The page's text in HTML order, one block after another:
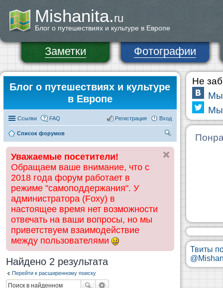
Mishanita.ru
Блог о путешествиях и культуре в Европе
Заметки Фотографии
Блог о путешествиях и культуре
в Европе
Ссылки FAQ Вход
Регистрация
Список форумов
ск
Уважаемые посетители!
Обращаем ваше внимание, что с
2018 года форум работает в
режиме "самоподдержания". У
администратора (Foxy) в
настоящее время нет возможности
отвечать на ваши вопросы, но мы
приветствуем взаимодействие
между пользователями
Найдено 2 результата
Перейти к расширенному поиску
Не
Мы
Мы
Твиты